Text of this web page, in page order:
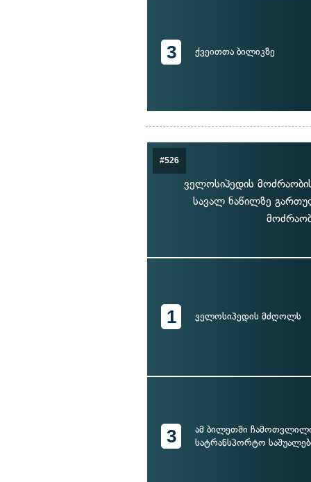
3 ქვეითთა ბილიკზე
#526
ველოსიპედის
სავალ ნაწილზე
1 ველოსიპედის მძღოლს
3
ამ ბილეთში
სატრანსპორტო